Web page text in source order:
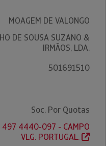
MOAGEM DE VALONGO
DE SOUSA SUZANO &
IRMÃOS, LDA.
501691510
Soc. Por Quotas
497 4440-097 - CAMPO
VLG. PORTUGAL.